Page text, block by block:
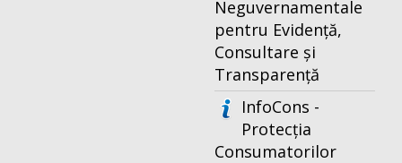
Neguvernamentale
pentru Evidență,
Consultare și
Transparență
InfoCons -
Protecția
Consumatorilor